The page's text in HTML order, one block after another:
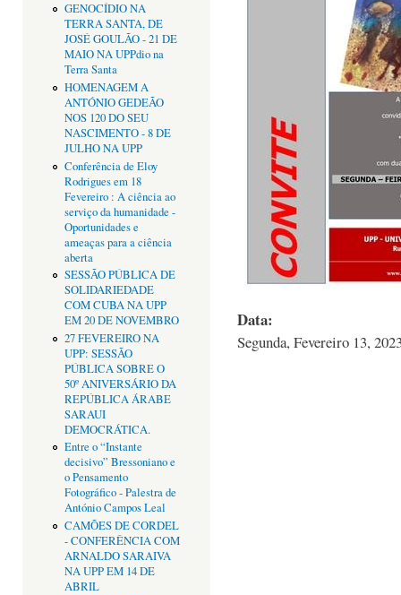
GENOCÍDIO NA
TERRA SANTA, DE
JOSÉ GOULÃO - 21 DE
MAIO NA UPPdio na
Terra Santa
HOMENAGEM A
ANTÓNIO GEDEÃO
NOS 120 DO SEU
NASCIMENTO - 8 DE
JULHO NA UPP
Conferência de Eloy
Rodrigues em 18
Fevereiro : A ciência ao
serviço da humanidade -
Oportunidades e
ameaças para a ciência
aberta
SESSÃO PÚBLICA DE
SOLIDARIEDADE
COM CUBA NA UPP
EM 20 DE NOVEMBRO
27 FEVEREIRO NA
UPP: SESSÃO
PÚBLICA SOBRE O
50º ANIVERSÁRIO DA
REPÚBLICA ÁRABE
SARAUI
DEMOCRÁTICA.
Entre o “Instante
decisivo” Bressoniano e
o Pensamento
Fotográfico - Palestra de
António Campos Leal
CAMÕES DE CORDEL
- CONFERÊNCIA COM
ARNALDO SARAIVA
NA UPP EM 14 DE
ABRIL
Data:
Segunda, Fevereiro 13,